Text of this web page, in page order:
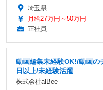
埼玉県
月給27万円～50万円
正社員
動画編集未経験OK!/動画の
日以上/未経験活躍
株式会社alBee